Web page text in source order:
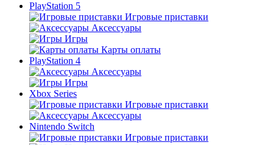
PlayStation 5
Игровые приставки
Аксессуары
Игры
Карты оплаты
PlayStation 4
Аксессуары
Игры
Xbox Series
Игровые приставки
Аксессуары
Nintendo Switch
Игровые приставки